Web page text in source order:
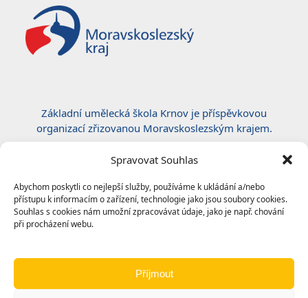
Spravovat Souhlas
Abychom poskytli co nejlepší služby, používáme k ukládání a/nebo
přístupu k informacím o zařízení, technologie jako jsou soubory cookies.
Souhlas s cookies nám umožní zpracovávat údaje, jako je např. chování
při procházení webu.
Příjmout
Základní umělecká škola Krnov je příspěvkovou
organizací zřizovanou Moravskoslezským krajem.
Certifikace ČSN EN ISO 50001:2019